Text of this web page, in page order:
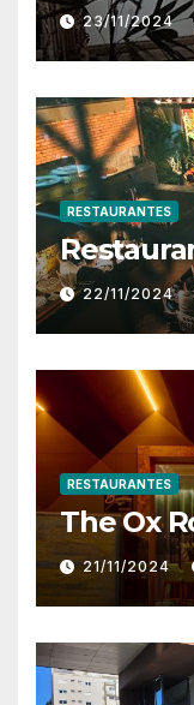
23/11/2024
RESTAURANTES
22/11/2024
RESTAURANTES
The Ox
21/11/2024